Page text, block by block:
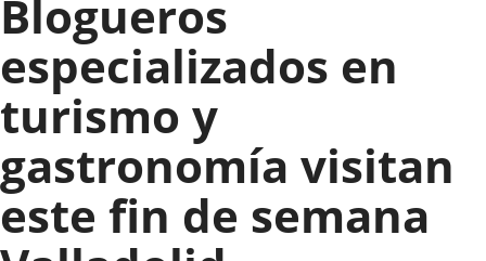
Valladolid
Blogueros
especializados en
turismo y
gastronomía visitan
este fin de semana